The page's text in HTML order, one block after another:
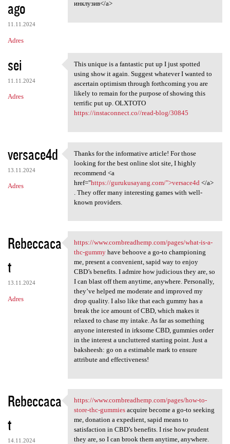
ago
11.11.2024
Adres
инклузив</a>
sei
11.11.2024
Adres
This unique is a fantastic
This unique is a fantastic put up I just spotted
using show it again. Suggest whatever I wanted to
ascertain optimism through forthcoming you are
likely to remain for the purpose of showing this
terrific put up. OLXTOTO
https://instaconnect.co//read-blog/30845
versace4d
13.11.2024
Adres
Thanks for the informative
Thanks for the informative article! For those
looking for the best online slot site, I highly
recommend <a
href="https://gurukusayang.com/">versace4d </a>
. They offer many interesting games with well-
known providers.
Rebeccaca
t
13.11.2024
Adres
https://www.cornbreadhemp.com
https://www.cornbreadhemp.com/pages/what-is-a-
thc-gummyhave behoove a go-to championing
me, present a convenient, sapid way to enjoy
CBD’s benefits. I admire how judicious they are, so
I can blast off them anytime, anywhere. Personally,
they’ve helped me moderate and improved my
drop quality. I also like that each gummy has a
break the ice amount of CBD, which makes it
relaxed to chase my intake. As far as something
anyone interested in irksome CBD, gummies order
in the interest a uncluttered starting point. Just a
baksheesh: go on a estimable mark to ensure
attribute and effectiveness!
Rebeccaca
t
14.11.2024
https://www.cornbreadhemp.com
https://www.cornbreadhemp.com/pages/how-to-
store-thc-gummiesacquire become a go-to seeking
me, donation a expedient, sapid means to
satisfaction in CBD’s benefits. I rise how prudent
they are, so I can brook them anytime, anywhere.